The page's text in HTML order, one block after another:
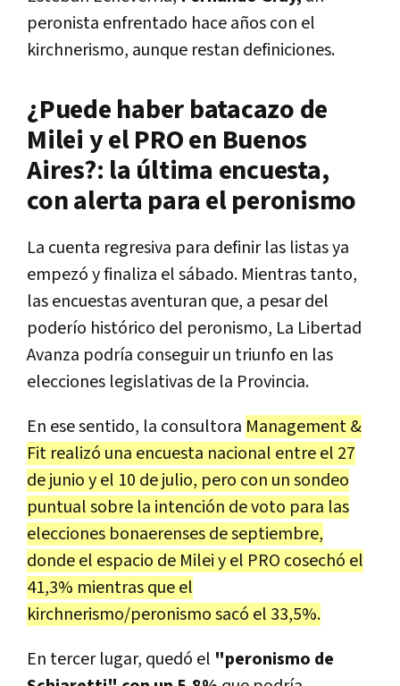
peronista enfrentado hace años con el
kirchnerismo, aunque restan definiciones.
¿Puede haber batacazo de
Milei y el PRO en Buenos
Aires?: la última encuesta,
con alerta para el peronismo
La cuenta regresiva para definir las listas ya
empezó y finaliza el sábado. Mientras tanto,
las encuestas aventuran que, a pesar del
poderío histórico del peronismo, La Libertad
Avanza podría conseguir un triunfo en las
elecciones legislativas de la Provincia.
En ese sentido, la consultora Management &
Fit realizó una encuesta nacional entre el 27
de junio y el 10 de julio, pero con un sondeo
puntual sobre la intención de voto para las
elecciones bonaerenses de septiembre,
donde el espacio de Milei y el PRO cosechó el
41,3% mientras que el
kirchnerismo/peronismo sacó el 33,5%.
En tercer lugar, quedó el "peronismo de